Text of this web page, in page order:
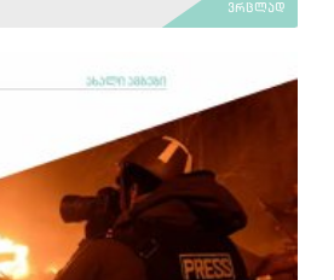
ვრცლად